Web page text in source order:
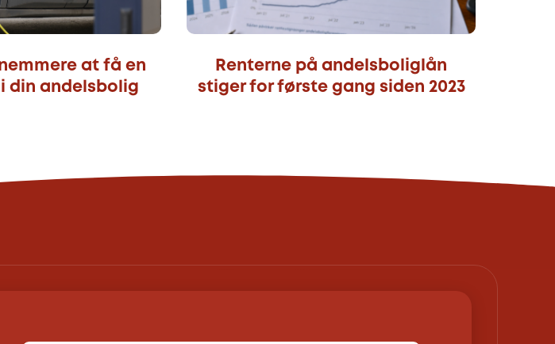
at få en
din andelsbolig
Renterne på andelsboliglån
stiger for første gang siden 2023